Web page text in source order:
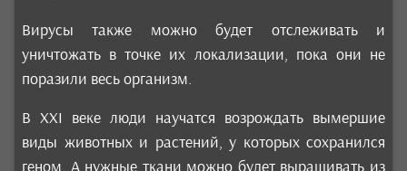
Вирусы также можно будет отслеживать и
уничтожать в точке их локализации, пока они не
поразили весь организм.
В XXI веке люди научатся возрождать вымершие
виды животных и растений, у которых сохранился
геном. А нужные ткани можно будет выращивать из